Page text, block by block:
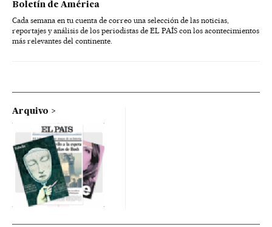
Boletín de América
Cada semana en tu cuenta de correo una selección de las noticias,
reportajes y análisis de los periodistas de EL PAÍS con los acontecimientos
más relevantes del continente.
Arquivo